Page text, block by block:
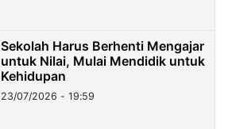
Sekolah Harus Berhenti Mengajar
untuk Nilai, Mulai Mendidik untuk
Kehidupan
23/07/2026 - 19:59